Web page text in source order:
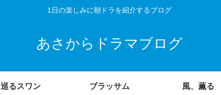
1日の楽しみに朝ドラを紹介するブログ
あさからドラマブログ
巡るスワン ブラッサム 風、薫る